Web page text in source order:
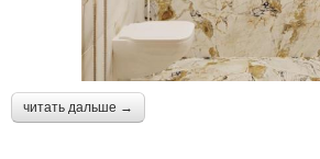
читать дальше →